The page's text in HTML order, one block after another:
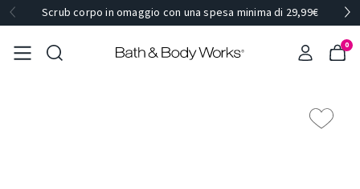
Scrub corpo in omaggio con una spesa minima di 29,99€
0